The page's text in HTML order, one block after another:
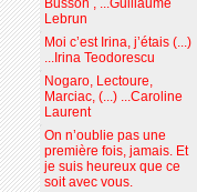
Busson , ...Guillaume
Lebrun
Moi c’est Irina, j’étais (...)
...Irina Teodorescu
Nogaro, Lectoure,
Marciac, (...) ...Caroline
Laurent
On n’oublie pas une
première fois, jamais. Et
je suis heureux que ce
soit avec vous.